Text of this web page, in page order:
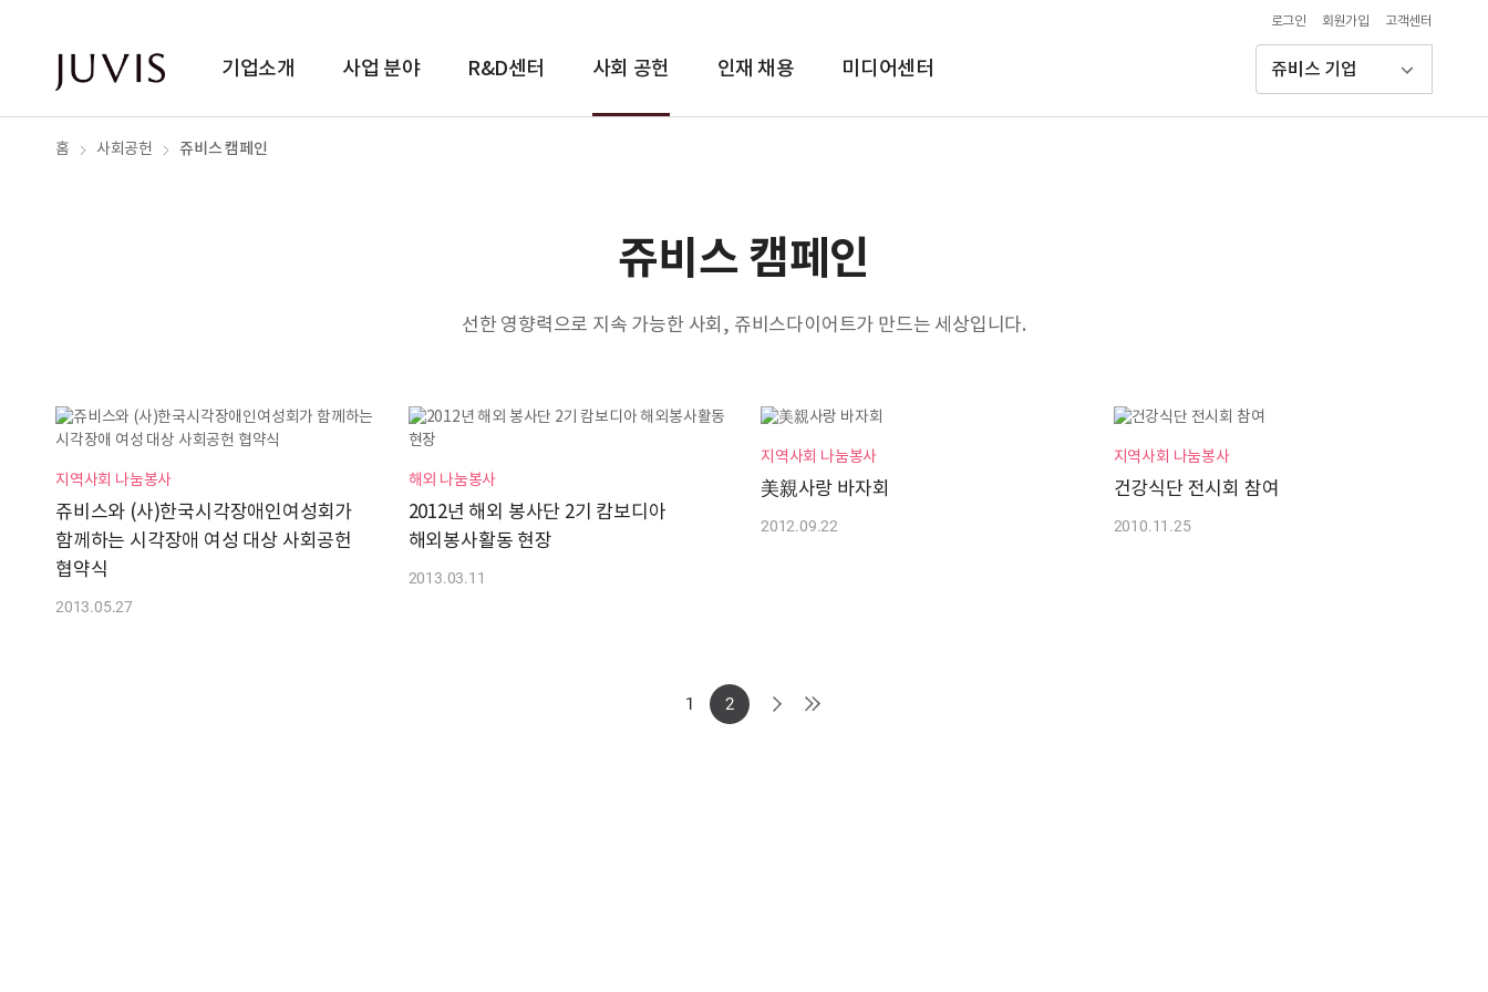
기업소개 사업 분야 R&D센터 사회 공헌 인재 채용 미디어센터
로그인 회원가입 고객센터
쥬비스 기업
홈 사회공헌 쥬비스 캠페인
쥬비스 캠페인
선한 영향력으로 지속 가능한 사회, 쥬비스다이어트가 만드는 세상입니다.
지역사회 나눔봉사
쥬비스와 (사)한국시각장애인여성회가
함께하는 시각장애 여성 대상 사회공헌
협약식
2013.05.27
해외 나눔봉사
2012년 해외 봉사단 2기 캄보디아
해외봉사활동 현장
2013.03.11
지역사회 나눔봉사
美親사랑 바자회
2012.09.22
지역사회 나눔봉사
건강식단 전시회 참여
2010.11.25
1 2